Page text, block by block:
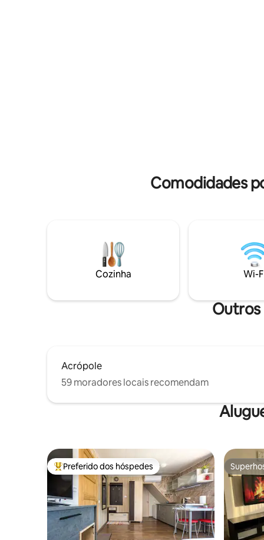
Comodidades
Cozinha Wi-
Acrópole
59 moradores locais recomendam
Entre os melhores preferidos dos hóspedes
Preferido dos hóspedes